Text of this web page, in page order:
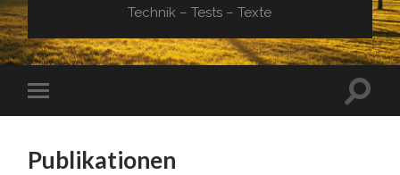
Technik – Tests – Texte
Mobile-
Menü
Publikationen